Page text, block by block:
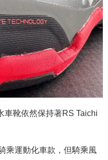
車靴依然保持著RS Taichi
乘運動化車款，但騎乘風